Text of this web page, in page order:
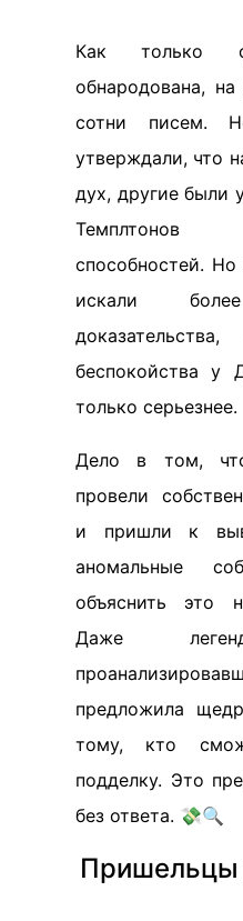
Как только
обнародована,
сотни писем.
утверждали, что
дух, другие были
Темплтонов
способностей.
искали
беспокойства у
только серьезнее.
Дело в том,
провели
и пришли к
аномальные
объяснить это
Даже
предложила
тому, кто
подделку. Это
без ответа. 💸🔍
Пришельцы